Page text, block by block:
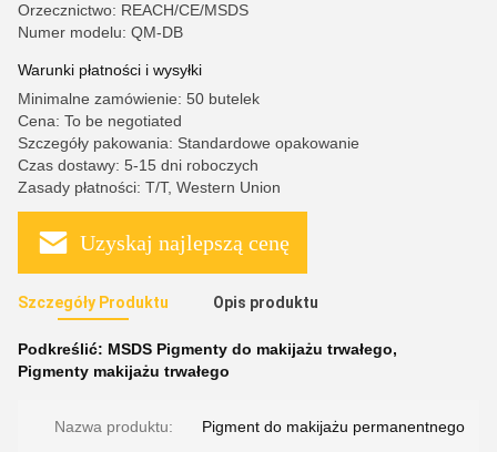
Orzecznictwo: REACH/CE/MSDS
Numer modelu: QM-DB
Warunki płatności i wysyłki
Minimalne zamówienie: 50 butelek
Cena: To be negotiated
Szczegóły pakowania: Standardowe opakowanie
Czas dostawy: 5-15 dni roboczych
Zasady płatności: T/T, Western Union
Uzyskaj najlepszą cenę
Szczegóły Produktu Opis produktu
Podkreślić: MSDS Pigmenty do makijażu trwałego,
Pigmenty makijażu trwałego
Nazwa produktu: Pigment do makijażu permanentnego